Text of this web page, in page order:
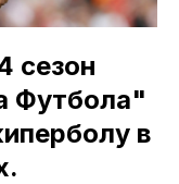
сезон
Футбола"
в